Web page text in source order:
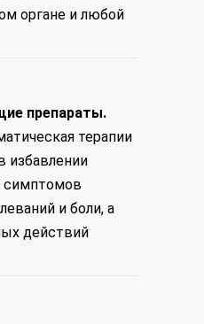
органе и любой
препараты.
терапии
избавлении
симптомов
и боли, а
действий